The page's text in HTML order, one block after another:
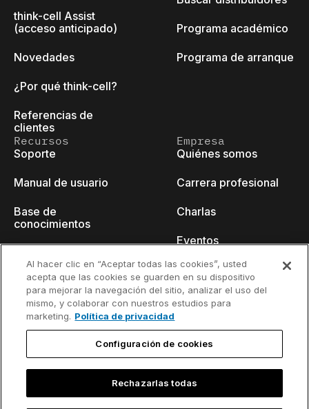
think-cell Assist
(acceso anticipado)
Novedades
¿Por qué think-cell?
Referencias de
clientes
Programa académico
Programa de arranque
Recursos
Soporte
Manual de usuario
Base de
conocimientos
Tutoriales en vídeo
Centro de contenido
Seminarios web
Empresa
Quiénes somos
Carrera profesional
Charlas
Eventos
Blog para
desarrolladores
Contacto
Política de Información de contacto y aviso
Al hacer clic en “Aceptar todas las cookies”, usted
acepta que las cookies se guarden en su dispositivo
para mejorar la navegación del sitio, analizar el uso del
mismo, y colaborar con nuestros estudios para
marketing. Política de privacidad
Configuración de cookies
Rechazarlas todas